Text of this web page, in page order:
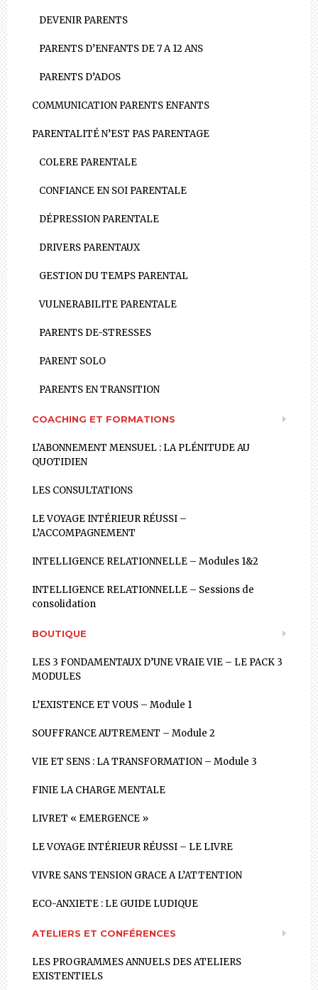
DEVENIR PARENTS
PARENTS D’ENFANTS DE 7 A 12 ANS
PARENTS D’ADOS
COMMUNICATION PARENTS ENFANTS
PARENTALITÉ N’EST PAS PARENTAGE
COLERE PARENTALE
CONFIANCE EN SOI PARENTALE
DÉPRESSION PARENTALE
DRIVERS PARENTAUX
GESTION DU TEMPS PARENTAL
VULNERABILITE PARENTALE
PARENTS DE-STRESSES
PARENT SOLO
PARENTS EN TRANSITION
COACHING ET FORMATIONS
L’ABONNEMENT MENSUEL : LA PLÉNITUDE AU
QUOTIDIEN
LES CONSULTATIONS
LE VOYAGE INTÉRIEUR RÉUSSI –
L’ACCOMPAGNEMENT
INTELLIGENCE RELATIONNELLE – Modules 1&2
INTELLIGENCE RELATIONNELLE – Sessions de
consolidation
BOUTIQUE
LES 3 FONDAMENTAUX D’UNE VRAIE VIE – LE PACK 3
MODULES
L’EXISTENCE ET VOUS – Module 1
SOUFFRANCE AUTREMENT – Module 2
VIE ET SENS : LA TRANSFORMATION – Module 3
FINIE LA CHARGE MENTALE
LIVRET « EMERGENCE »
LE VOYAGE INTÉRIEUR RÉUSSI – LE LIVRE
VIVRE SANS TENSION GRACE A L’ATTENTION
ECO-ANXIETE : LE GUIDE LUDIQUE
ATELIERS ET CONFÉRENCES
LES PROGRAMMES ANNUELS DES ATELIERS
EXISTENTIELS